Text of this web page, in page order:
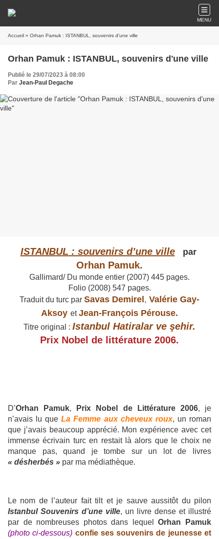
MENU
Accueil » Orhan Pamuk : ISTANBUL, souvenirs d'une ville
Orhan Pamuk : ISTANBUL, souvenirs d'une ville
Publié le 29/07/2023 à 08:00
Par Jean-Paul Degache
ISTANBUL : souvenirs d’une ville par
Orhan Pamuk.
Gallimard/ Du monde entier (2007) 445 pages.
Folio (2008) 547 pages.
Traduit du turc par Savas Demirel , Valérie Gay-
Aksoy et Jean-François Pérouse.
Titre original : Istanbul Hatiralar ve şehir.
Prix Nobel de littérature 2006.
D’Orhan Pamuk, Prix Nobel de Littérature 2006, je
n’avais lu queLa Femme aux cheveux roux, un roman
que j’avais beaucoup apprécié. Mon expérience avec cet
immense écrivain turc en restait là alors que le choix ne
manque pas, quand je tombe sur un lot de livres
« désherbés » par ma médiathèque.
Le nom de l’auteur fait tilt et je sauve aussitôt du pilon
Istanbul Souvenirs d’une ville, un livre dense et illustré
par de nombreuses photos dans lequelOrhan Pamuk
(photo ci-dessous) confie ses souvenirs de jeunesse et